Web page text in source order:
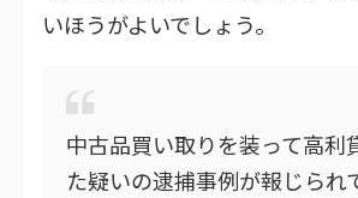
いほうがよいでしょう。
中古品買い取りを装って高利
た疑いの逮捕事例が報じられ